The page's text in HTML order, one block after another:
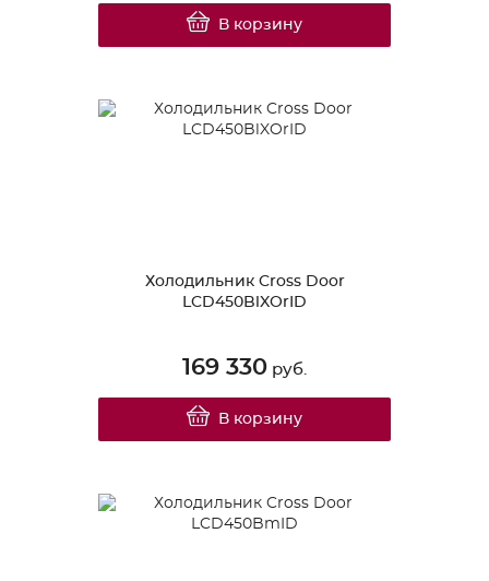
В корзину
Холодильник Cross Door
LCD450BlXOrID
169 330 руб.
В корзину